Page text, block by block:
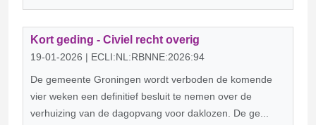
Kort geding - Civiel recht overig
19-01-2026 | ECLI:NL:RBNNE:2026:94
De gemeente Groningen wordt verboden de komende
vier weken een definitief besluit te nemen over de
verhuizing van de dagopvang voor daklozen. De ge...